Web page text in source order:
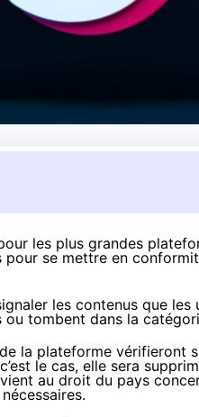
les plus grandes
se mettre en
les contenus que les
tombent dans la
la plateforme vérifieront
le cas, elle sera
au droit du pays